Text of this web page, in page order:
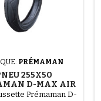
PRÉMAMAN
255X50
D-MAX AIR
Prémaman D-